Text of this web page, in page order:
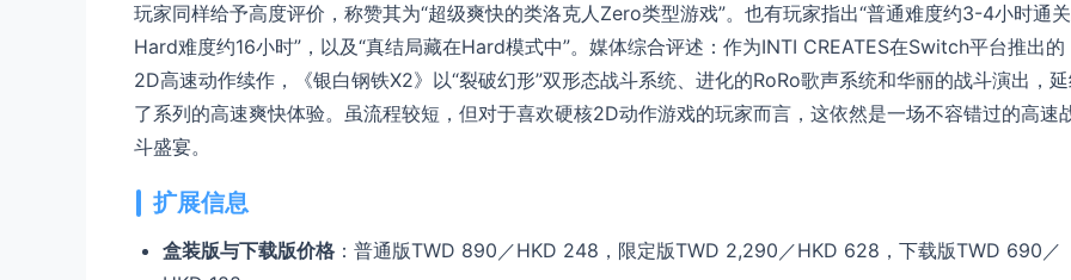
玩家同样给予高度评价，称赞其为“超级爽快的类洛克人Zero类型游戏”。也有玩家指出“普通难度约3-4小时通关
Hard难度约16小时”，以及“真结局藏在Hard模式中”。媒体综合评述：作为INTI CREATES在Switch平台推出的
2D高速动作续作，《银白钢铁X2》以“裂破幻形”双形态战斗系统、进化的RoRo歌声系统和华丽的战斗演出，
了系列的高速爽快体验。虽流程较短，但对于喜欢硬核2D动作游戏的玩家而言，这依然是一场不容错过的高速
斗盛宴。
扩展信息
盒装版与下载版价格 ：普通版TWD 890／HKD 248，限定版TWD 2,290／HKD 628，下载版TWD 690／